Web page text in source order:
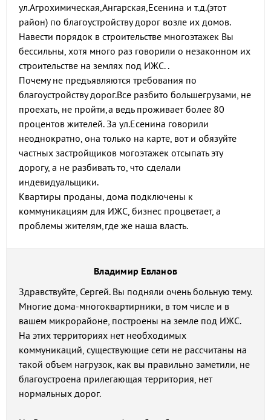
ул.Агрохимическая,Ангарская,Есенина и т.д.(этот
район) по благоустройству дорог возле их домов.
Навести порядок в строительстве многоэтажек Вы
бессильны, хотя много раз говорили о незаконном их
строительстве на землях под ИЖС. .
Почему не предъявляются требования по
благоустройству дорог.Все разбито большегрузами, не
проехать, не пройти,а ведь проживает более 80
процентов жителей. За ул.Есенина говорили
неоднократно, она только на карте, вот и обязуйте
частных застройщиков могоэтажек отсыпать эту
дорогу, а не разбивать то, что сделали
индевидуальщики.
Квартиры проданы, дома подключены к
коммуникациям для ИЖС, бизнес процветает, а
проблемы жителям,где же наша власть.
Владимир Евланов
Здравствуйте, Сергей. Вы подняли очень больную тему.
Многие дома-многоквартирники, в том числе и в
вашем микрорайоне, построены на земле под ИЖС.
На этих территориях нет необходимых
коммуникаций, существующие сети не рассчитаны на
такой объем нагрузок, как вы правильно заметили, не
благоустроена прилегающая территория, нет
нормальных дорог.